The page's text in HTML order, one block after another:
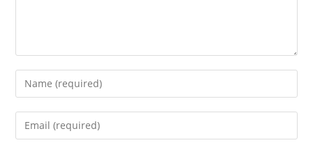
Enter
your
name
Enter
your